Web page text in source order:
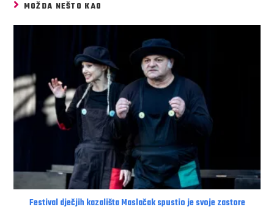
MOŽDA NEŠTO KAO
Festival dječjih kazališta Maslačak spustio je svoje zastore